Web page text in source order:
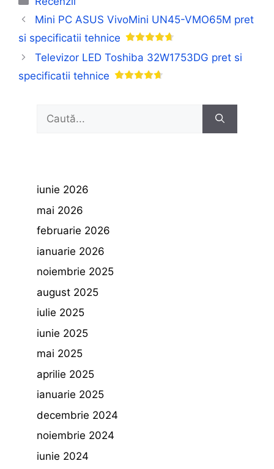
Mini PC ASUS VivoMini UN45-VMO65M pret
si specificatii tehnice
Televizor LED Toshiba 32W1753DG pret si
specificatii tehnice
Caută
iunie 2026
mai 2026
februarie 2026
ianuarie 2026
noiembrie 2025
august 2025
iulie 2025
iunie 2025
mai 2025
aprilie 2025
ianuarie 2025
decembrie 2024
noiembrie 2024
iunie 2024